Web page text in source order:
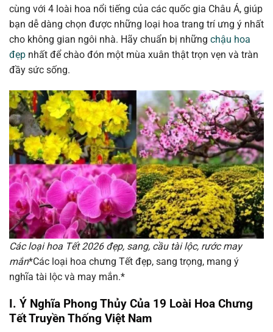
cùng với 4 loài hoa nổi tiếng của các quốc gia Châu Á, giúp
bạn dễ dàng chọn được những loại hoa trang trí ưng ý nhất
cho không gian ngôi nhà. Hãy chuẩn bị những chậu hoa
đẹp nhất để chào đón một mùa xuân thật trọn vẹn và tràn
đầy sức sống.
Các loại hoa Tết 2026 đẹp, sang, cầu tài lộc, rước may
mắn*Các loại hoa chưng Tết đẹp, sang trọng, mang ý
nghĩa tài lộc và may mắn.*
I. Ý Nghĩa Phong Thủy Của 19 Loài Hoa Chưng
Tết Truyền Thống Việt Nam